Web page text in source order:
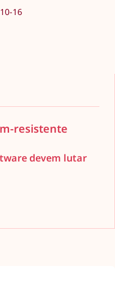
16
resistente
devem lutar